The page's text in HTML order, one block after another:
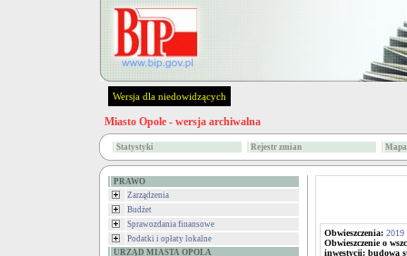
Wersja dla niedowidzących
Miasto Opole - wersja archiwalna
Statystyki Rejestr zmian
PRAWO
Zarządzenia
Budżet
Sprawozdania finansowe
Podatki i opłaty lokalne
URZĄD MIASTA OPOLA
Obwieszczenia: 2019
Obwieszczenie o
inwestycji: budowa